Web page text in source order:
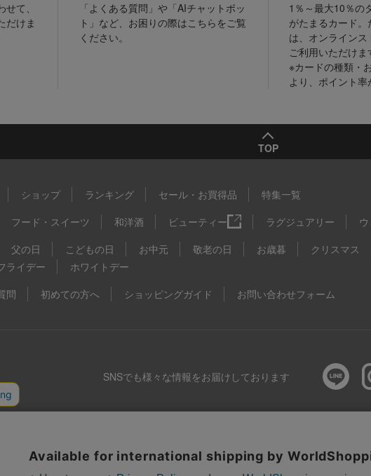
て、
だけま
「よくある質問」や「AIチャットボッ
ト」など、お困りの際はこちらをご覧
ください。
1％～最大10％の
がたまるカード。
は、オンライン
ご利用いただけま
※カードの種類・
より、ポイント率
TOP
ショップ ランキング セール・お買得品 特集一覧
フード・スイーツ 和洋酒 ビューティー ラグジュアリー
父の日 こどもの日 お中元 敬老の日 お歳暮 クリスマス
ライデー
ホワイトデー
問 初めての方へ ショッピングガイド お問い合わせフォーム
SNSでも様々な情報をお届けしております
特定商取引法に基づく表示 プライバシーポ